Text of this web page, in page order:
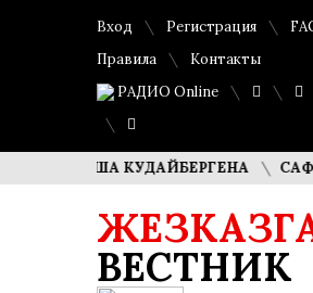
Вход Регистрация
Правила
Контакты
РАДИО Online
ДИМАША КУДАЙБЕРГЕНА САФУАН
ВЕСТНИК